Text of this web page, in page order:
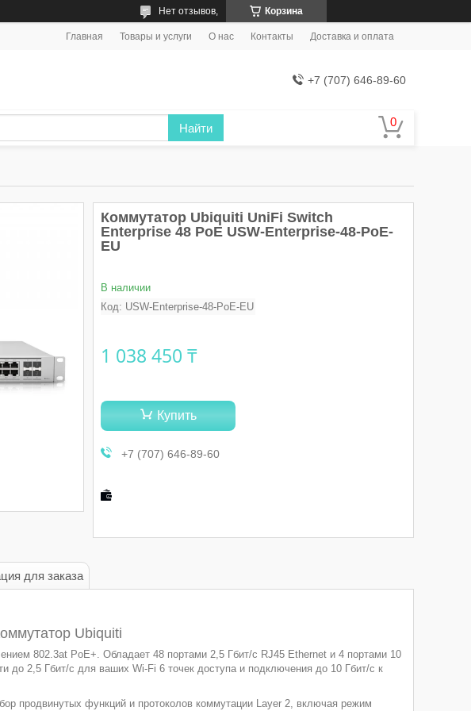
Корзина
Нет отзывов,
Главная Товары и услуги О нас Контакты Доставка и оплата
+7 (707) 646-89-60
Найти
Коммутатор Ubiquiti UniFi Switch
Enterprise 48 PoE USW-Enterprise-48-PoE-
EU
В наличии
Код: USW-Enterprise-48-PoE-EU
1 038 450 ₸
Купить
+7 (707) 646-89-60
для заказа
Ubiquiti
802.3at PoE+. Обладает 48 портами 2,5 Гбит/с RJ45 Ethernet и 4 портами 10
до 2,5 Гбит/с для ваших Wi-Fi 6 точек доступа и подключения до 10 Гбит/с к
продвинутых функций и протоколов коммутации Layer 2, включая режим